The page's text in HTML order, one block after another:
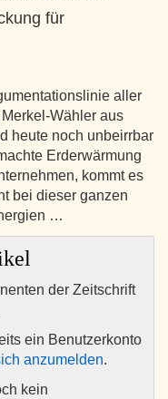
für
aller
Wähler aus
heute noch unbeirrbar
Erderwärmung
kommt es
bei dieser ganzen
…
der Zeitschrift
ein Benutzerkonto
anzumelden.
kein